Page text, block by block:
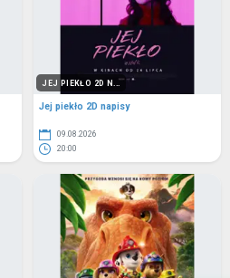
JEJ PIEKŁO 2D N...
Jej piekło 2D napisy
09.08.2026
20:00